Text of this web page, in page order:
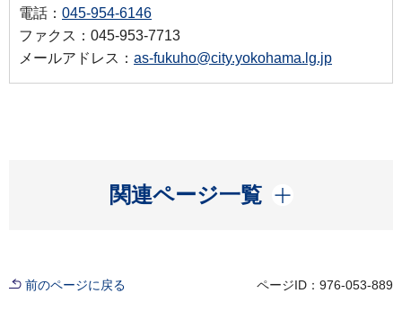
電話： 045-954-6146
ファクス：045-953-7713
メールアドレス： as-fukuho@city.yokohama.lg.jp
関連ページ一覧
開く
前のページに戻る ページID：976-053-889